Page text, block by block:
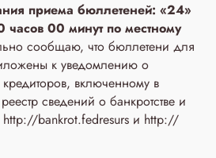
приема бюллетеней: «24»
00 минут по местному
сообщаю, что бюллетени для
к уведомлению о
включенному в
сведений о банкротстве и
bankrot.fedresurs и http://